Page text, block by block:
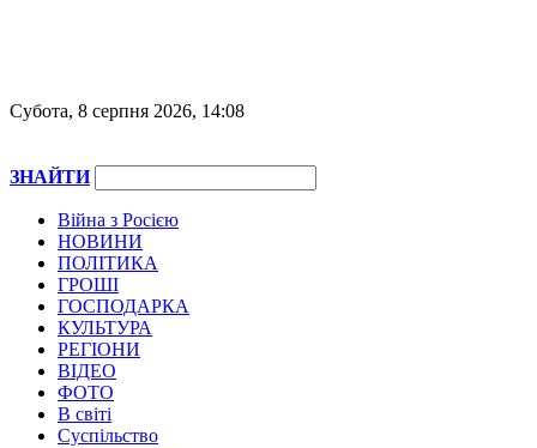
Субота, 8 серпня 2026, 14:08
ЗНАЙТИ
Війна з Росією
НОВИНИ
ПОЛІТИКА
ГРОШІ
ГОСПОДАРКА
КУЛЬТУРА
РЕГІОНИ
ВІДЕО
ФОТО
В світі
Суспільство